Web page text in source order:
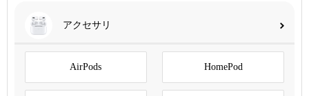
アクセサリ
AirPods HomePod